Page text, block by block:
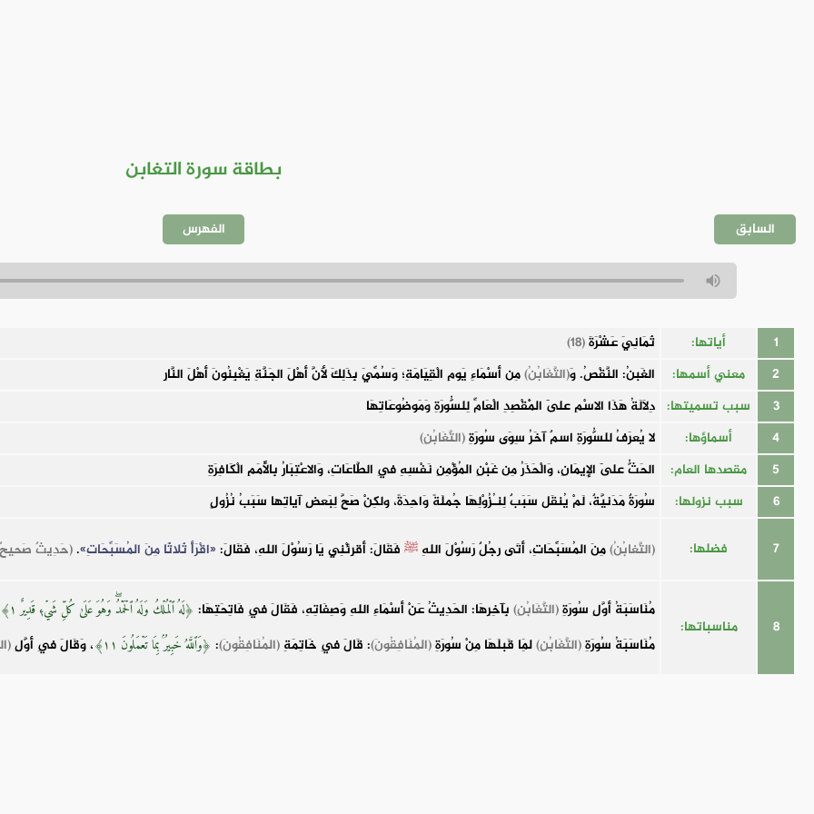
بطاقة سورة التغابن
الفهرس السابق
1 أياتها: ثَمَانِيَ عَشْرَةَ(18)
2
معني أسمها: الغَبنُ: النَّقْصُ. وَ(التَّغَابُنُ)مِن أَسْمَاءِ يَومِ الْقِيَامَةِ؛ وَسُمِّيَ بِذَلِكَ لأَنَّ أَهْلَ الجَنَّةِ يَغْبِنُونَ أَهْلَ النَّارِ
3
سبب تسميتها: دِلَالَةُ هَذَا الاسْمِ عَلَى الْمَقْصِدِ الْعَامِّ لِلسُّورَةِ وَمَوضُوعَاتِهَا
4
أسماؤها: لا يُعرَفُ للسُّورَةِ اسمٌ آخَرُ سِوَى سُورَةِ(التَّغَابُنِ)
5
مقصدها العام:
الحَثُّ عَلَى الإِيمَانِ، وَالْحَذَرُ مِن غَبْنِ المُؤْمِنِ نَفْسِهِ فِي الطَّاعَاتِ، وَالاعْتِبَارُ بِالأُمَمِ الْكَافِرَةِ
6
سبب نزولها: سُورَةٌ مَدَنيَّةٌ، لَمْ يُنقَل سَبَبٌ لِنـُزُوْلِهَا جُملَةً وَاحِدَةً، ولكِنْ صَحَّ لِبَعضِ آياتِها سَبَبُ نُزُولٍ
7 فضلها: (التَّغابُنُ)مِنَ المُسَبِّحَاتِ، أَتَى رجُلٌ رَسُوْلَ اللهِﷺ فَقَالَ: أَقرِئْنِي يَا رَسُوْلَ اللهِ، فَقَالَ: «اقْرَأْ ثَلاثًا مِنَ المُسَبِّحَاتِ».(حَدِيثٌ صَحيحٌ،
8 مناسباتها:
مُنَاسَبَةُ أَوَّلِ سُورَةِ(التَّغَابُنِ) بِآخِرِهَا: الحَدِيثُ عَنْ أَسْمَاءِ اللهِ وَصِفَاتِهِ، فَقَالَ فِي فَاتِحَتِهَا: ﴿لَهُ ٱلۡمُلۡكُ وَلَهُ ٱلۡحَمۡدُۖ وَهُوَ عَلَىٰ كُلِّ شَيۡءٖ قَدِيرٌ ١﴾
مُنَاسَبَةُ سُورَةِ(التَّغَابُنِ)لِمَا قَبلَهَا مِنْ سُورَةِ(المُنَافِقُونَ): قَالَ فِي خَاتِمَةِ(المُنَافِقُونَ): ﴿وَٱللَّهُ خَبِيرُۢ بِمَا تَعۡمَلُونَ ١١﴾ ، وَقَالَ فِي أَوَّلِ